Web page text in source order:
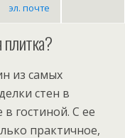
эл. почте
плитка?
из самых
стен в
гостиной. С ее
практичное,